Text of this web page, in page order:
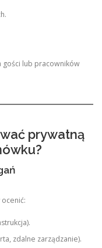
gości lub pracowników
prywatną
zdalne zarządzanie).